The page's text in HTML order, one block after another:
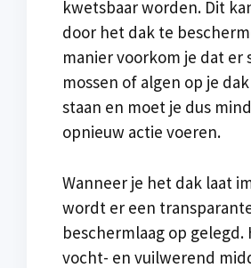
kwetsbaar worden. Dit
door het dak te
manier voorkom je dat er
mossen of algen op je
staan en moet je dus
opnieuw actie voeren.
Wanneer je het dak laat
wordt er een
beschermlaag op gelegd.
vocht- en vuilwerend